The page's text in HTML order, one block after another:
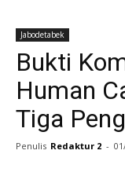
Jabodetabek
Bukti
Human
Tiga
Penulis Redaktur 2 -